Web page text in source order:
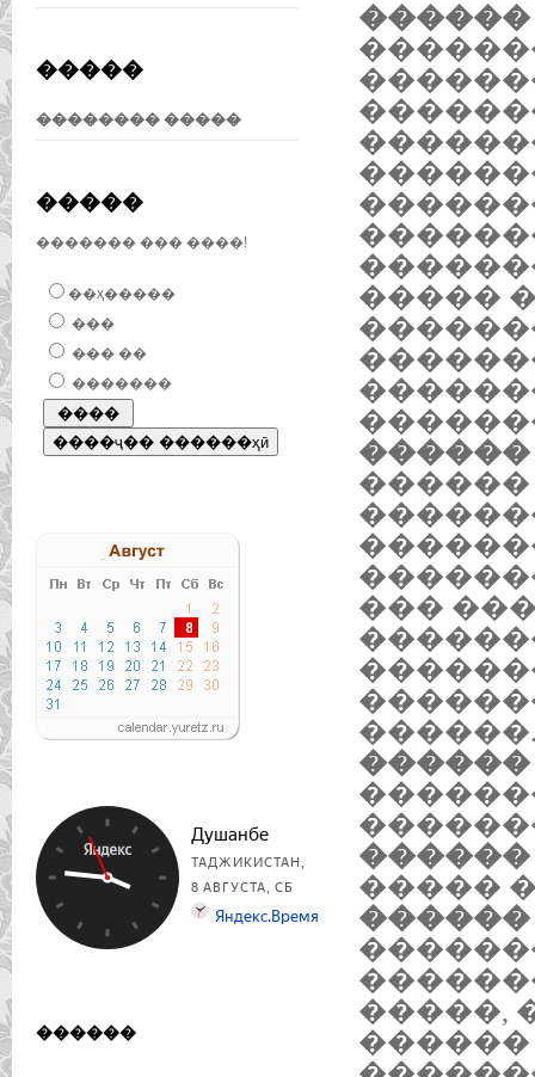
������
�����
������
���
������
������
�����
������
�����,
�����
�������� �����
�����
������� ��� ����!
��ҳ�����
���
��� ��
�������
������